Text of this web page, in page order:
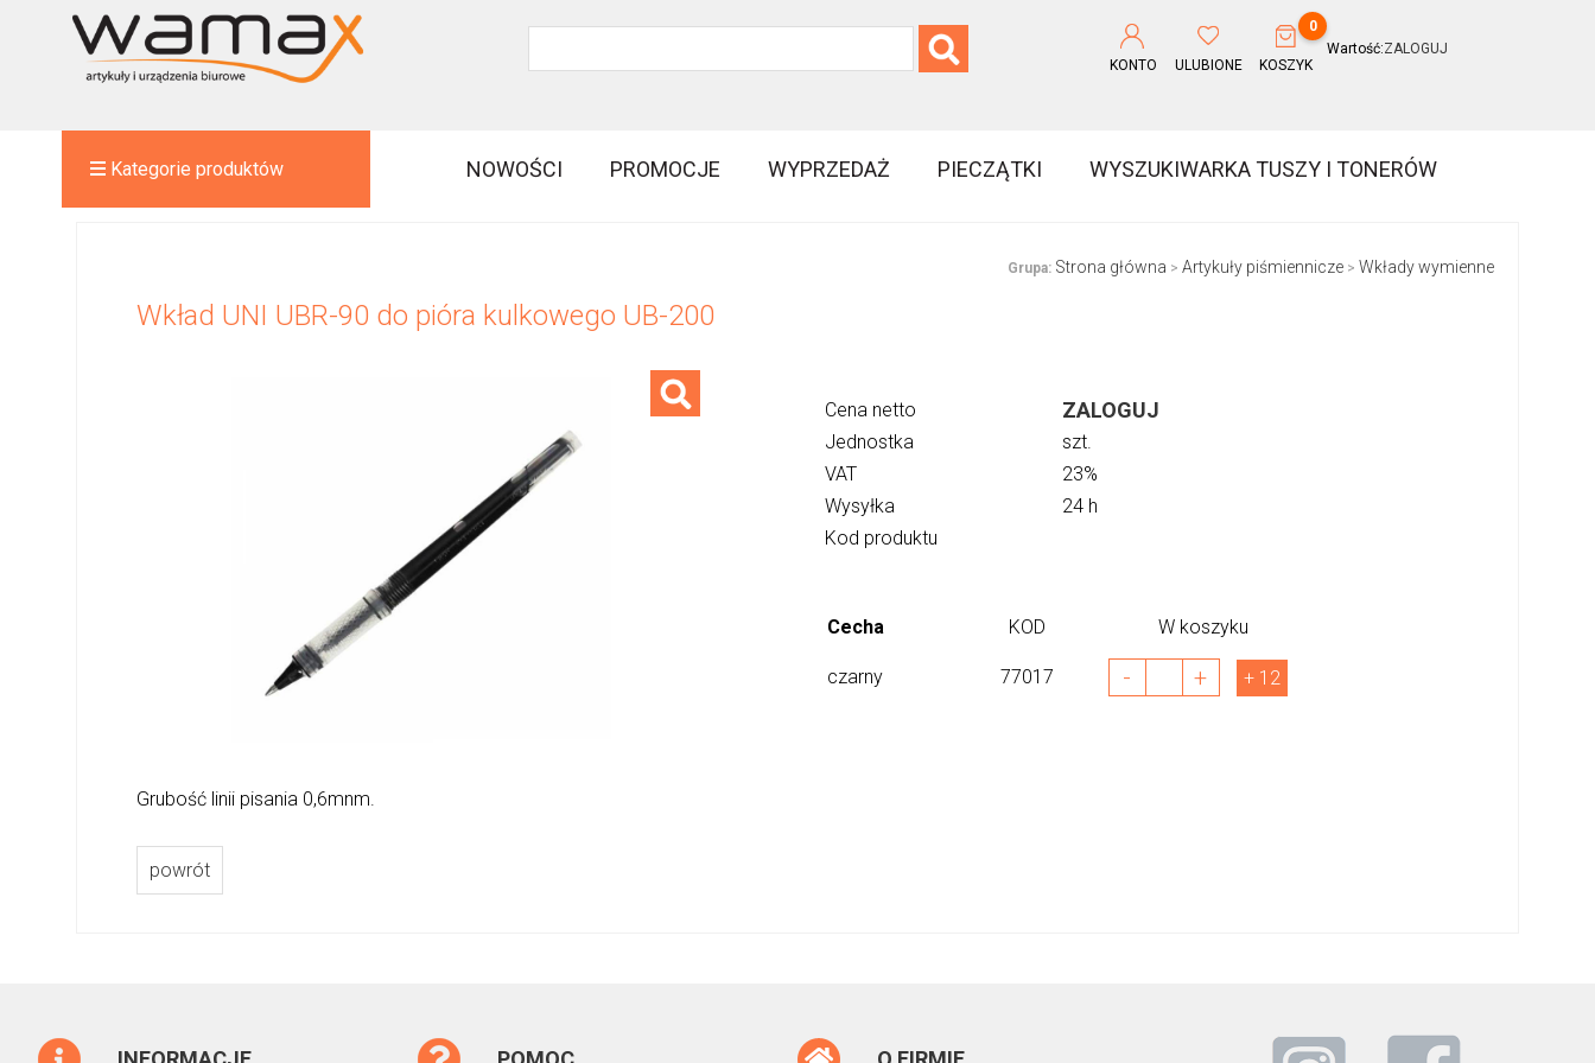
KONTO ULUBIONE
0
KOSZYK
Wartość:ZALOGUJ
Kategorie produktów NOWOŚCI PROMOCJE WYPRZEDAŻ PIECZĄTKI WYSZUKIWARKA TUSZY I TONERÓW
Grupa: Strona główna > Artykuły piśmiennicze> Wkłady wymienne
Wkład UNI UBR-90 do pióra kulkowego UB-200
Cena netto ZALOGUJ
Jednostka
szt.
VAT
23%
Wysyłka
24 h
Kod produktu
Cecha KOD W koszyku
czarny 77017 - + + 12
Grubość linii pisania 0,6mnm.
powrót